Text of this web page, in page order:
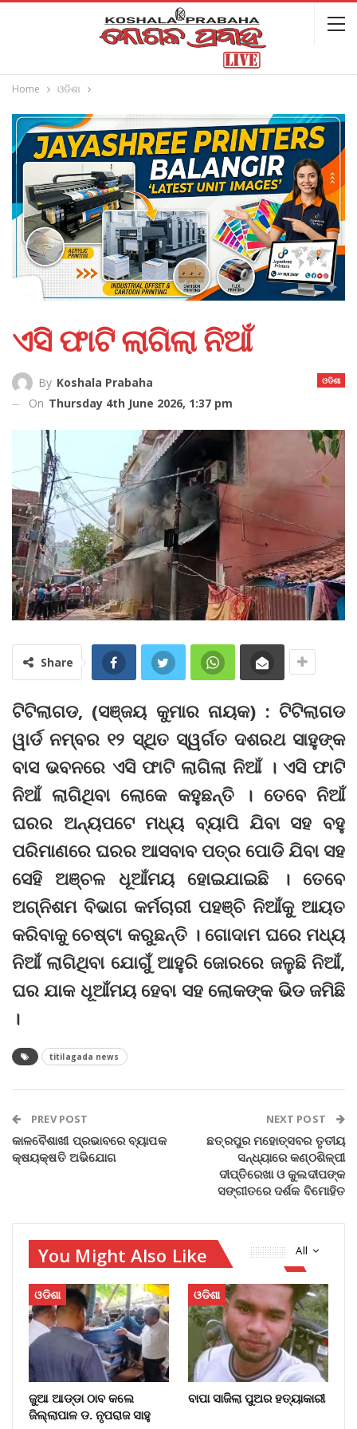
Home ଓଡିଶା
ଏସି ଫାଟି ଲାଗିଲା ନିଆଁ
ଓଡିଶା
By Koshala Prabaha
On Thursday 4th June 2026, 1:37 pm
Share
ଟିଟିଲାଗଡ, (ସଞ୍ଜୟ କୁମାର ନାୟକ) : ଟିଟିଲାଗଡ
ୱାର୍ଡ ନମ୍ବର ୧୨ ସ୍ଥିତ ସ୍ୱର୍ଗତ ଦଶରଥ ସାହୁଙ୍କ
ବାସ ଭବନରେ ଏସି ଫାଟି ଲାଗିଲା ନିଆଁ । ଏସି ଫାଟି
ନିଆଁ ଲାଗିଥିବା ଲୋକେ କହୁଛନ୍ତି । ତେବେ ନିଆଁ
ଘରର ଅନ୍ୟପଟେ ମଧ୍ୟ ବ୍ୟାପି ଯିବା ସହ ବହୁ
ପରିମାଣରେ ଘରର ଆସବାବ ପତ୍ର ପୋଡି ଯିବା ସହ
ସେହି ଅଞ୍ଚଳ ଧୂଆଁମୟ ହୋଇଯାଇଛି । ତେବେ
ଅଗ୍ନିଶମ ବିଭାଗ କର୍ମଚାରୀ ପହଞ୍ଚି ନିଆଁକୁ ଆୟତ
କରିବାକୁ ଚେଷ୍ଟା କରୁଛନ୍ତି । ଗୋଦାମ ଘରେ ମଧ୍ୟ
ନିଆଁ ଲାଗିଥିବା ଯୋଗୁଁ ଆହୁରି ଜୋରରେ ଜଳୁଛି ନିଆଁ,
ଘର ଯାକ ଧୂଆଁମୟ ହେବା ସହ ଲୋକଙ୍କ ଭିଡ ଜମିଛି
।
titilagada news
PREV POST
କାଳବୈଶାଖୀ ପ୍ରଭାବରେ ବ୍ୟାପକ
କ୍ଷୟକ୍ଷତି ଅଭିଯୋଗ
NEXT POST
ଛତ୍ରପୁର ମହୋତ୍ସବର ତୃତୀୟ
ସନ୍ଧ୍ୟାରେ କଣ୍ଠଶିଳ୍ପୀ
ଦୀପ୍ତିରେଖା ଓ କୁଲଦୀପଙ୍କ
ସଙ୍ଗୀତରେ ଦର୍ଶକ ବିମୋହିତ
All
You Might Also Like
ଓଡିଶା
ଜୁଆ ଆଡ୍ଡା ଠାବ କଲେ
ଜିଲ୍ଲାପାଳ ଡ. ନୃପରାଜ ସାହୁ
ଓଡିଶା
ବାପା ସାଜିଲା ପୁଅର ହତ୍ୟାକାରୀ